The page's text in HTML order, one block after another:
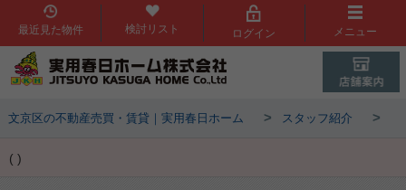
最近見た物件 検討リスト ログイン メニュー
文京区の不動産売買・賃貸｜実用春日ホーム > スタッフ紹介 >
( )